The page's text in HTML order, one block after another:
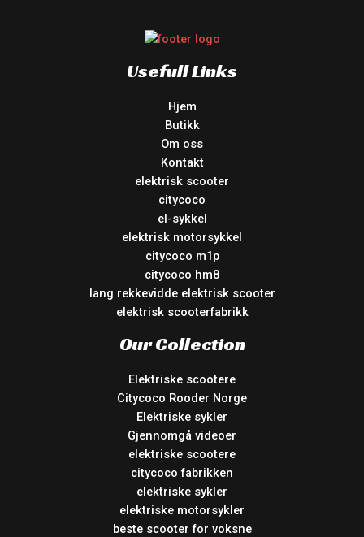
Usefull Links
Hjem
Butikk
Om oss
Kontakt
elektrisk scooter
citycoco
el-sykkel
elektrisk motorsykkel
citycoco m1p
citycoco hm8
lang rekkevidde elektrisk scooter
elektrisk scooterfabrikk
Our Collection
Elektriske scootere
Citycoco Rooder Norge
Elektriske sykler
Gjennomgå videoer
elektriske scootere
citycoco fabrikken
elektriske sykler
elektriske motorsykler
beste scooter for voksne